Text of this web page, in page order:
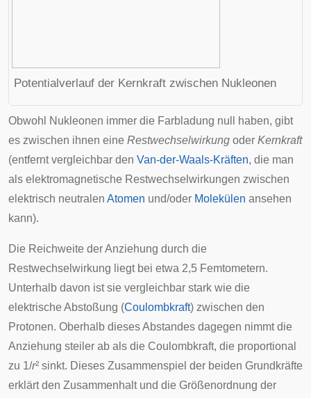
Potentialverlauf der Kernkraft zwischen Nukleonen
Obwohl Nukleonen immer die Farbladung null haben, gibt
es zwischen ihnen eine Restwechselwirkung oder Kernkraft
(entfernt vergleichbar den Van-der-Waals-Kräften, die man
als elektromagnetische Restwechselwirkungen zwischen
elektrisch neutralen Atomen und/oder Molekülen ansehen
kann).
Die Reichweite der Anziehung durch die
Restwechselwirkung liegt bei etwa 2,5 Femtometern.
Unterhalb davon ist sie vergleichbar stark wie die
elektrische Abstoßung (Coulombkraft) zwischen den
Protonen. Oberhalb dieses Abstandes dagegen nimmt die
Anziehung steiler ab als die Coulombkraft, die proportional
zu 1/r² sinkt. Dieses Zusammenspiel der beiden Grundkräfte
erklärt den Zusammenhalt und die Größenordnung der